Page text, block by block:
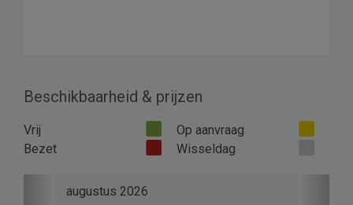
Beschikbaarheid & prijzen
Vrij
Op aanvraag
Bezet
Wisseldag
augustus 2026
Previous